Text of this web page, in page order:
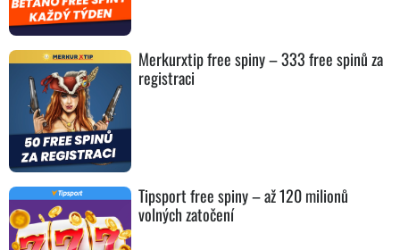
Merkurxtip free spiny – 333 free spinů za
registraci
Tipsport free spiny – až 120 milionů
volných zatočení